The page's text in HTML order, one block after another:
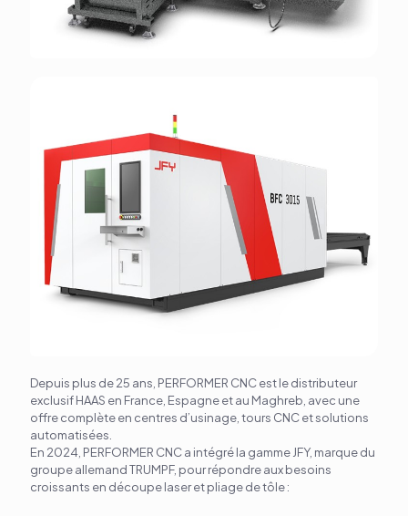
Depuis plus de 25 ans, PERFORMER CNC est le distributeur
exclusif HAAS en France, Espagne et au Maghreb, avec une
offre complète en centres d’usinage, tours CNC et solutions
automatisées.
En 2024, PERFORMER CNC a intégré la gamme JFY, marque du
groupe allemand TRUMPF, pour répondre aux besoins
croissants en découpe laser et pliage de tôle :